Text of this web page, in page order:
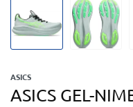
ASICS
ASICS GEL-